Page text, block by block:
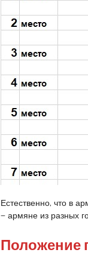
Естественно, что в
— армяне из разных
Положение